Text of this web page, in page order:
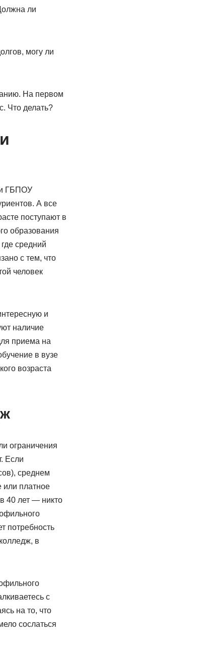
ли
могу ли
На первом
Что делать?
ГБПОУ
А все
поступают в
образования
средний
с тем, что
человек
и
наличие
приема на
в вузе
возраста
ограничения
Если
среднем
платное
40 лет — никто
потребность
в
с
на то, что
сослаться